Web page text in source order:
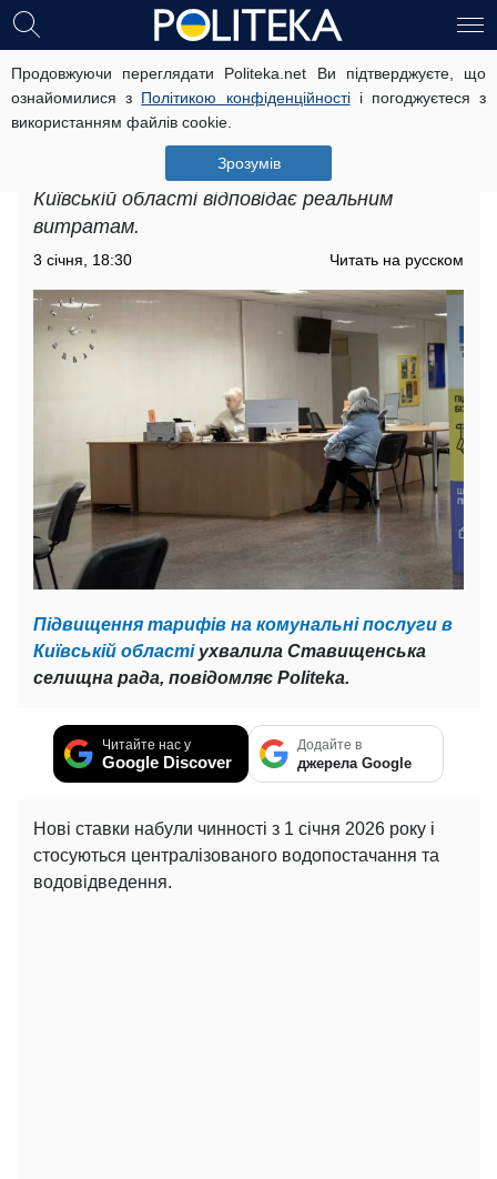
Продовжуючи переглядати Politeka.net Ви підтверджуєте, що
ознайомилися з Політикою конфіденційностіі погоджуєтеся з
використанням файлів cookie.
Зрозумів
Підвищення тарифів на комунальні
послуги в Київській області: які
розцінки тепер актуальні
Підвищення тарифів на комунальні послуги в
Київській області відповідає реальним
витратам.
3 січня, 18:30 Читать на русском
Підвищення тарифів на комунальні послуги в
Київській областіухвалила Ставищенська
селищна рада, повідомляє Politeka.
Читайте нас у
Google Discover
Додайте в
джерела Google
Нові ставки набули чинності з 1 січня 2026 року і
стосуються централізованого водопостачання та
водовідведення.